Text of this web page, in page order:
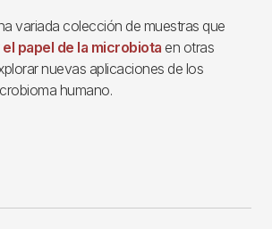
variada colección de muestras que
el papel de la microbiota en otras
nuevas aplicaciones de los
humano.